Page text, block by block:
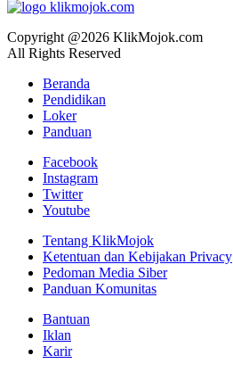
Copyright @2026 KlikMojok.com
All Rights Reserved
Beranda
Pendidikan
Loker
Panduan
Facebook
Instagram
Twitter
Youtube
Tentang KlikMojok
Ketentuan dan Kebijakan Privacy
Pedoman Media Siber
Panduan Komunitas
Bantuan
Iklan
Karir